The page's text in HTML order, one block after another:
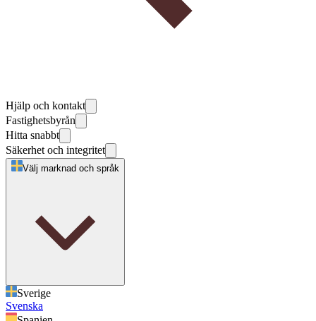
Hjälp och kontakt
Fastighetsbyrån
Hitta snabbt
Säkerhet och integritet
Välj marknad och språk
Sverige
Svenska